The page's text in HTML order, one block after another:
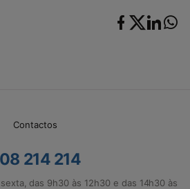
Contactos
214 214
das 9h30 às 12h30 e das 14h30 às